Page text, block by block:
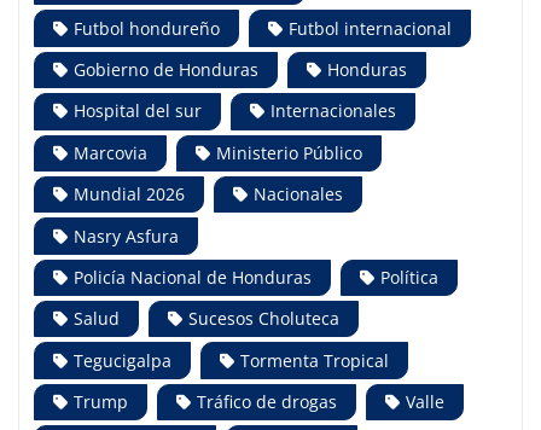
Futbol hondureño
Futbol internacional
Gobierno de Honduras
Honduras
Hospital del sur
Internacionales
Marcovia
Ministerio Público
Mundial 2026
Nacionales
Nasry Asfura
Policía Nacional de Honduras
Política
Salud
Sucesos Choluteca
Tegucigalpa
Tormenta Tropical
Trump
Tráfico de drogas
Valle